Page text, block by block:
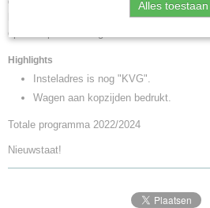
hendels en handgrepen. Rechthoekige
opschriftplaten. Lengte over de buffers ca.
Highlights
Insteladres is nog "KVG".
Wagen aan kopzijden bedrukt.
Totale programma 2022/2024
Nieuwstaat!
Alles toestaan